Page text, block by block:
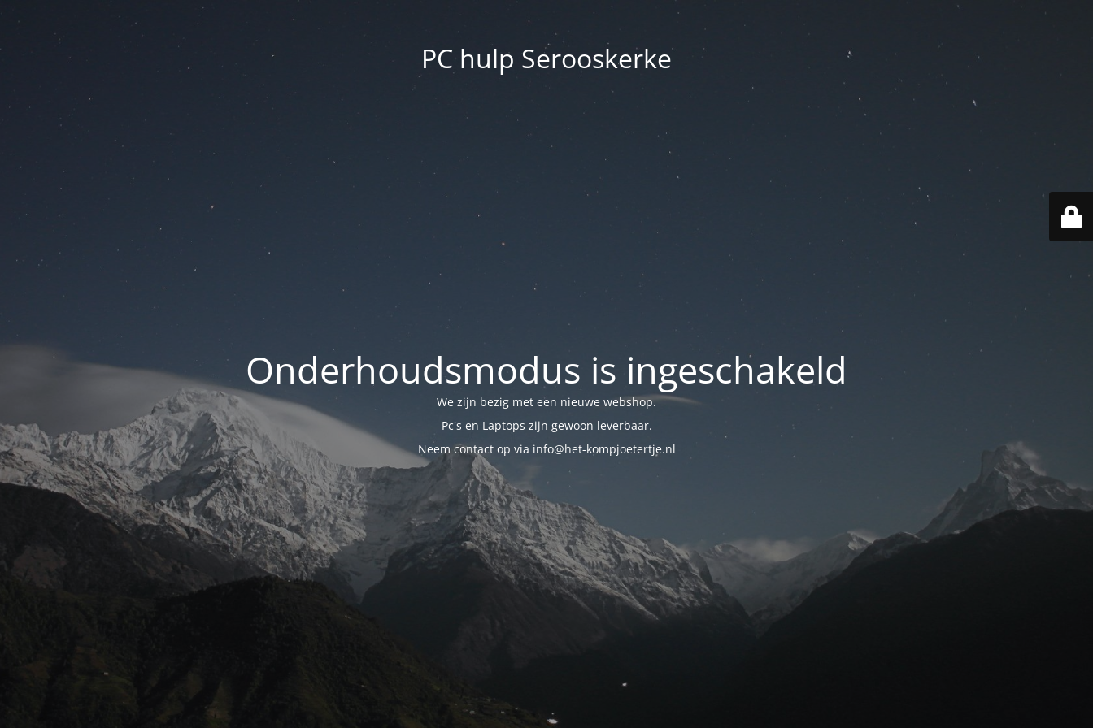
PC hulp Serooskerke
Onderhoudsmodus is ingeschakeld
We zijn bezig met een nieuwe webshop.
Pc's en Laptops zijn gewoon leverbaar.
Neem contact op via info@het-kompjoetertje.nl